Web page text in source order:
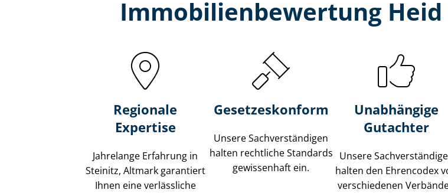
Immobilien­bewertung
Regionale
Expertise
Jahrelange Erfahrung in
Steinitz, Altmark garantiert
Ihnen eine verlässliche
Gesetzes­konform
Unsere Sach­ver­stän­di­gen
halten rechtliche Standards
gewissenhaft ein.
Unabhängige
Gutachter
Unsere
halten den Ehrencodex
verschiedenen